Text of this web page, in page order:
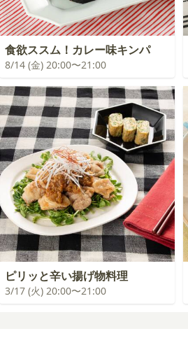
食欲ススム！カレー味キンパ
8/14 (金) 20:00〜21:00
ピリッと辛い揚げ物料理
3/17 (火) 20:00〜21:00